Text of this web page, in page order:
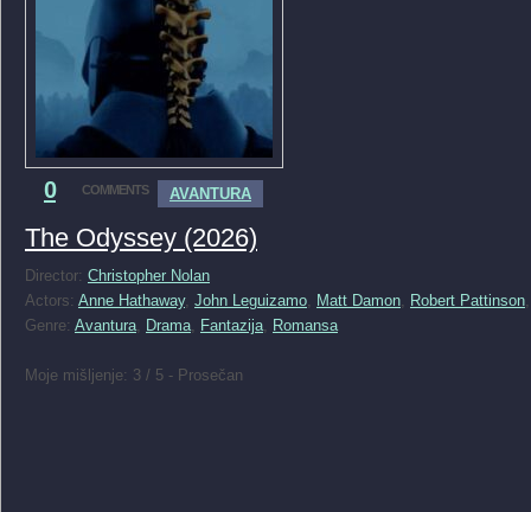
0 COMMENTS AVANTURA
The Odyssey (2026)
Director: Christopher Nolan
Actors: Anne Hathaway, John Leguizamo, Matt Damon, Robert Pattinson
Genre: Avantura, Drama, Fantazija, Romansa
Moje mišljenje: 3 / 5 - Prosečan